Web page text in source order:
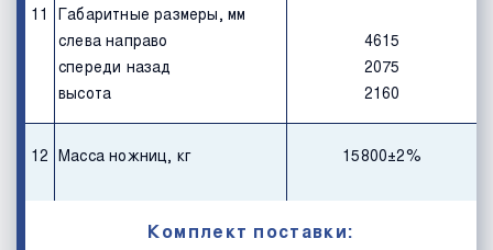
11 Габаритные размеры, мм
слева направо
спереди назад
высота
4615
2075
2160
12 Масса ножниц, кг 15800±2%
Комплект поставки: